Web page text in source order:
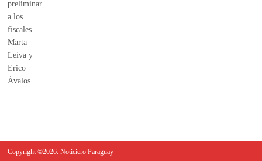
Copyright ©2026. Noticiero Paraguay